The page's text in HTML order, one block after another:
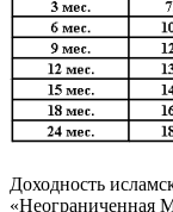
Доходность
«Неограниченная